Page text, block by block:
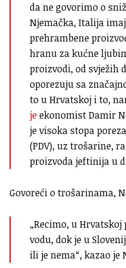
da ne govorimo o
Njemačka, Italija
prehrambene
hranu za kućne
proizvodi, od svježih
oporezuju sa
to u Hrvatskoj i to,
jeekonomist Damir
je visoka stopa
(PDV), uz trošarine,
proizvoda jeftinija u
Govoreći o trošarinama,
„Recimo, u
vodu, dok je u
ili je nema“, kazao je